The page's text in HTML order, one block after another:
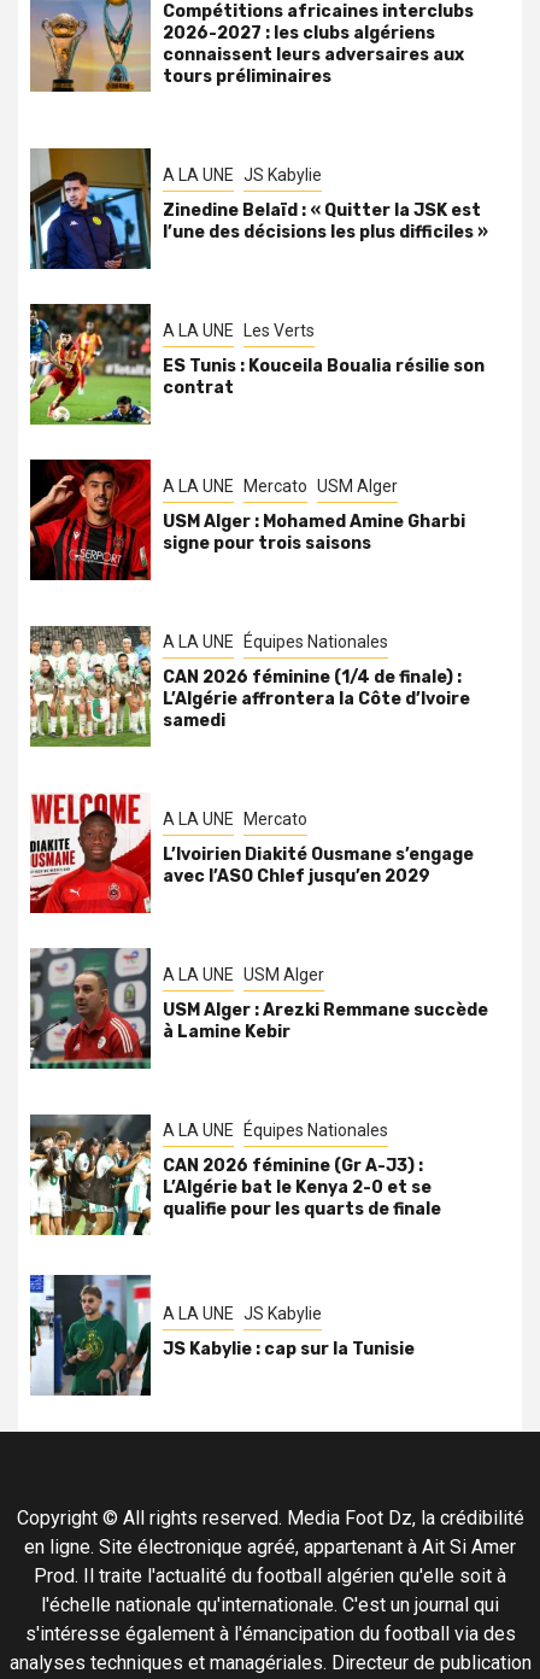
Compétitions africaines interclubs
2026-2027 : les clubs algériens
connaissent leurs adversaires aux
tours préliminaires
A LA UNE JS Kabylie
Zinedine Belaïd : « Quitter la JSK est
l’une des décisions les plus difficiles »
A LA UNE Les Verts
ES Tunis : Kouceila Boualia résilie son
contrat
A LA UNE Mercato USM Alger
USM Alger : Mohamed Amine Gharbi
signe pour trois saisons
A LA UNE Équipes Nationales
CAN 2026 féminine (1/4 de finale) :
L’Algérie affrontera la Côte d’Ivoire
samedi
A LA UNE Mercato
L’Ivoirien Diakité Ousmane s’engage
avec l’ASO Chlef jusqu’en 2029
A LA UNE USM Alger
USM Alger : Arezki Remmane succède
à Lamine Kebir
A LA UNE Équipes Nationales
CAN 2026 féminine (Gr A-J3) :
L’Algérie bat le Kenya 2-0 et se
qualifie pour les quarts de finale
A LA UNE JS Kabylie
JS Kabylie : cap sur la Tunisie
Copyright © All rights reserved. Media Foot Dz, la crédibilité
en ligne. Site électronique agréé, appartenant à Ait Si Amer
Prod. Il traite l'actualité du football algérien qu'elle soit à
l'échelle nationale qu'internationale. C'est un journal qui
s'intéresse également à l'émancipation du football via des
analyses techniques et managériales. Directeur de publication